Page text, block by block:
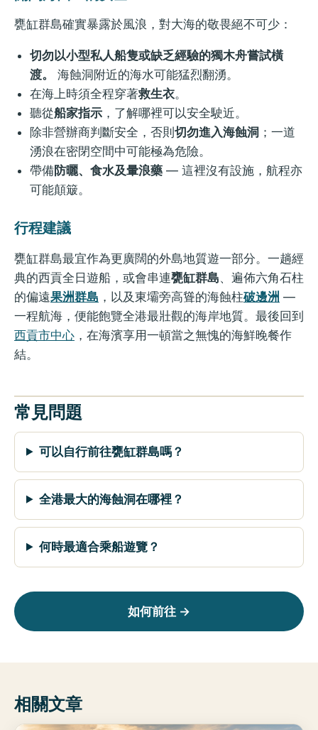
甕缸群島確實暴露於風浪，對大海的敬畏絕不可少：
切勿以小型私人船隻或缺乏經驗的獨木舟嘗試橫
渡。
海蝕洞附近的海水可能猛烈翻湧。
在海上時須全程穿著救生衣。
聽從船家指示 ，了解哪裡可以安全駛近。
除非營辦商判斷安全，否則切勿進入海蝕洞 ；一道
湧浪在密閉空間中可能極為危險。
帶備防曬、食水及暈浪藥 — 這裡沒有設施，航程亦
可能顛簸。
行程建議
甕缸群島最宜作為更廣闊的外島地質遊一部分。一趟經
典的西貢全日遊船，或會串連甕缸群島、遍佈六角石柱
的偏遠果洲群島 ，以及東壩旁高聳的海蝕柱破邊洲 —
一程航海，便能飽覽全港最壯觀的海岸地質。最後回到
西貢市中心 ，在海濱享用一頓當之無愧的海鮮晚餐作
結。
常見問題
可以自行前往甕缸群島嗎？
全港最大的海蝕洞在哪裡？
何時最適合乘船遊覽？
如何前往 →
相關文章